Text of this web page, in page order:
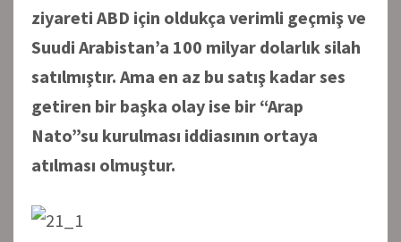
ziyareti ABD için oldukça verimli geçmiş ve
Suudi Arabistan’a 100 milyar dolarlık silah
satılmıştır. Ama en az bu satış kadar ses
getiren bir başka olay ise bir “Arap
Nato”su kurulması iddiasının ortaya
atılması olmuştur.